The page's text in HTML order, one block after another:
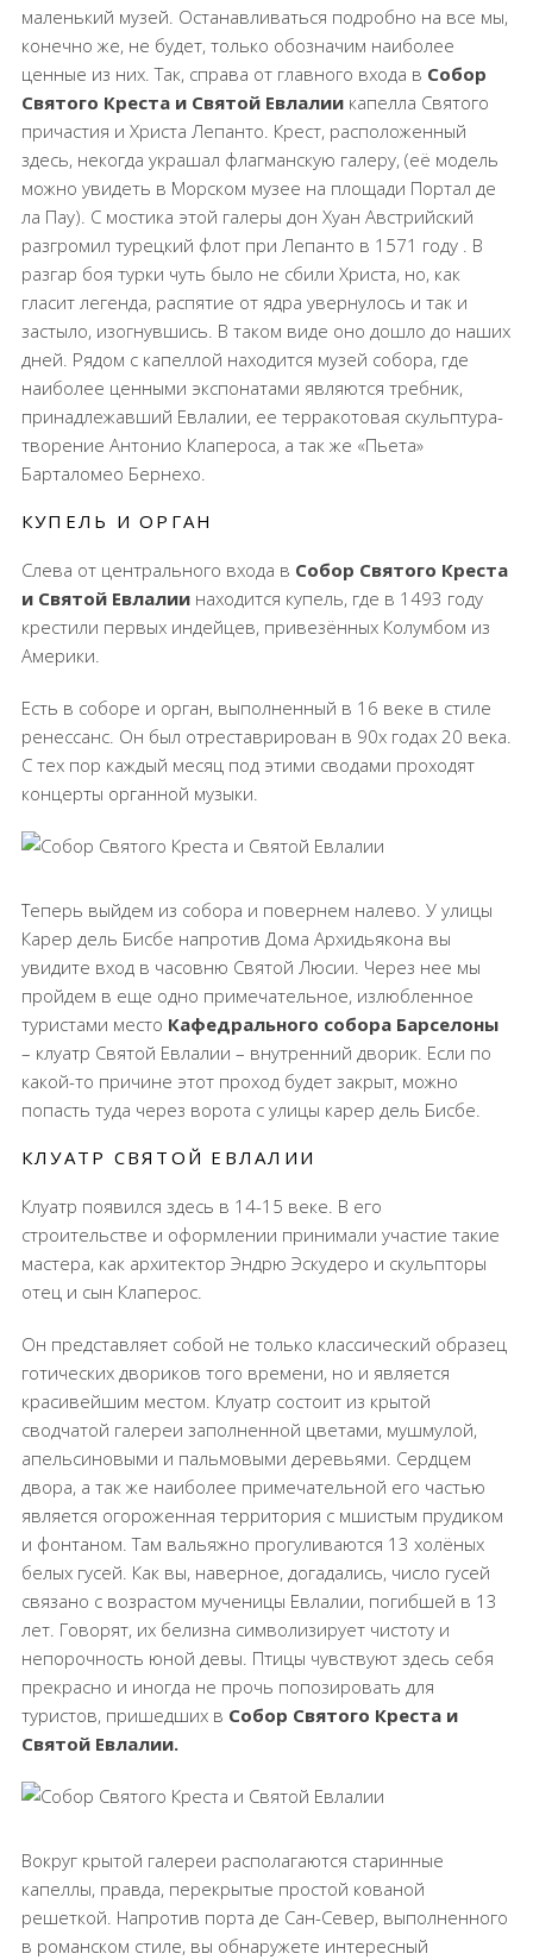
маленький музей. Останавливаться подробно на все мы,
конечно же, не будет, только обозначим наиболее
ценные из них. Так, справа от главного входа в Собор
Святого Креста и Святой Евлалиикапелла Святого
причастия и Христа Лепанто. Крест, расположенный
здесь, некогда украшал флагманскую галеру, (её модель
можно увидеть в Морском музее на площади Портал де
ла Пау). С мостика этой галеры дон Хуан Австрийский
разгромил турецкий флот при Лепанто в 1571 году . В
разгар боя турки чуть было не сбили Христа, но, как
гласит легенда, распятие от ядра увернулось и так и
застыло, изогнувшись. В таком виде оно дошло до наших
дней. Рядом с капеллой находится музей собора, где
наиболее ценными экспонатами являются требник,
принадлежавший Евлалии, ее терракотовая скульптура-
творение Антонио Клапероса, а так же «Пьета»
Барталомео Бернехо.
КУПЕЛЬ И ОРГАН
Слева от центрального входа в Собор Святого Креста
и Святой Евлалиинаходится купель, где в 1493 году
крестили первых индейцев, привезённых Колумбом из
Америки.
Есть в соборе и орган, выполненный в 16 веке в стиле
ренессанс. Он был отреставрирован в 90х годах 20 века.
С тех пор каждый месяц под этими сводами проходят
концерты органной музыки.
Теперь выйдем из собора и повернем налево. У улицы
Карер дель Бисбе напротив Дома Архидьякона вы
увидите вход в часовню Святой Люсии. Через нее мы
пройдем в еще одно примечательное, излюбленное
туристами место Кафедрального собора Барселоны
– клуатр Святой Евлалии – внутренний дворик. Если по
какой-то причине этот проход будет закрыт, можно
попасть туда через ворота с улицы карер дель Бисбе.
КЛУАТР СВЯТОЙ ЕВЛАЛИИ
Клуатр появился здесь в 14-15 веке. В его
строительстве и оформлении принимали участие такие
мастера, как архитектор Эндрю Эскудеро и скульпторы
отец и сын Клаперос.
Он представляет собой не только классический образец
готических двориков того времени, но и является
красивейшим местом. Клуатр состоит из крытой
сводчатой галереи заполненной цветами, мушмулой,
апельсиновыми и пальмовыми деревьями. Сердцем
двора, а так же наиболее примечательной его частью
является огороженная территория с мшистым прудиком
и фонтаном. Там вальяжно прогуливаются 13 холёных
белых гусей. Как вы, наверное, догадались, число гусей
связано с возрастом мученицы Евлалии, погибшей в 13
лет. Говорят, их белизна символизирует чистоту и
непорочность юной девы. Птицы чувствуют здесь себя
прекрасно и иногда не прочь попозировать для
туристов, пришедших в Собор Святого Креста и
Святой Евлалии.
Вокруг крытой галереи располагаются старинные
капеллы, правда, перекрытые простой кованой
решеткой. Напротив порта де Сан-Север, выполненного
в романском стиле, вы обнаружете интересный